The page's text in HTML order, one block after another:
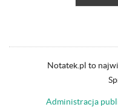
Notatek.pl to
Administracja